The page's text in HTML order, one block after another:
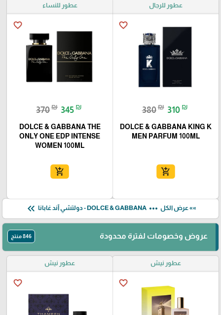
عطور للرجال
favorite_border
380₪ 310 ₪
DOLCE & GABBANA KING K
MEN PARFUM 100ML
add_shopping_cart
عطور للنساء
favorite_border
370₪ 345 ₪
DOLCE & GABBANA THE
ONLY ONE EDP INTENSE
WOMEN 100ML
add_shopping_cart
»» عرض الكل more_horiz DOLCE & GABBANA - دولتشي آند غابانا keyboard_double_arrow_left
عروض وخصومات لفترة محدودة 846 منتج
عطور نيش
favorite_border
عطور نيش
favorite_border